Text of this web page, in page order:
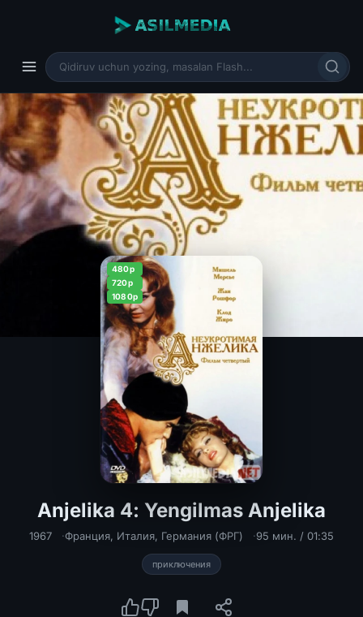
480p
720p
1080p
Anjelika 4: Yengilmas Anjelika
Anjelika 4: Yengilmas Anjelika
1967 Франция, Италия, Германия (ФРГ) 95 мин. / 01:35
приключения